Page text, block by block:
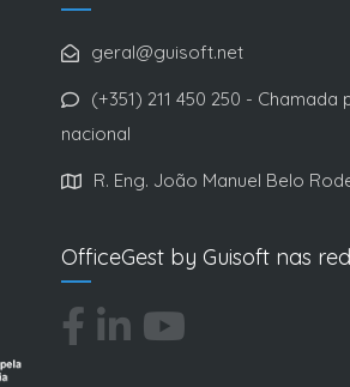
geral@guisoft.net
(+351) 211 450 250 -
nacional
R. Eng. João Manuel Belo
OfficeGest by Guisoft nas